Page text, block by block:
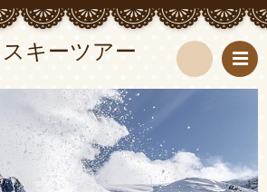
キーツアー
検
索